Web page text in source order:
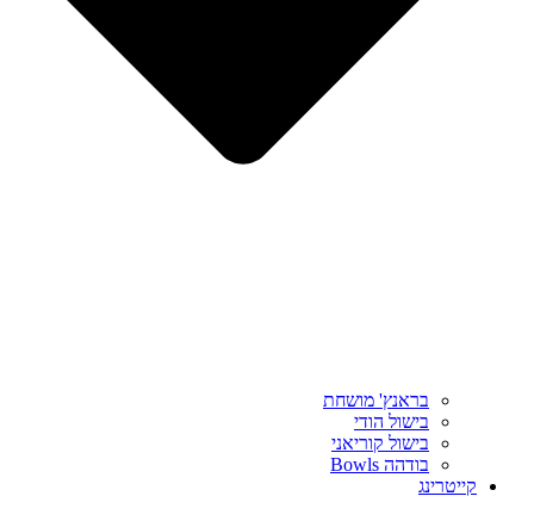
בראנץ' מושחת
בישול הודי
בישול קוריאני
בודהה Bowls
קייטרינג